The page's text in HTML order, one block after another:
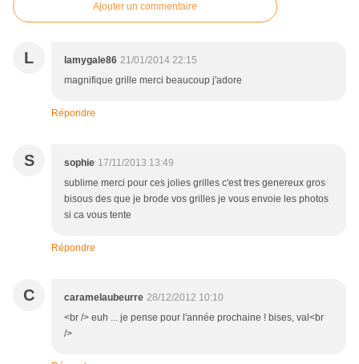
Ajouter un commentaire
L lamygale86 21/01/2014 22:15
magnifique grille merci beaucoup j'adore
Répondre
S sophie 17/11/2013 13:49
sublime merci pour ces jolies grilles c'est tres genereux gros
bisous des que je brode vos grilles je vous envoie les photos
si ca vous tente
Répondre
C caramelaubeurre 28/12/2012 10:10
<br /> euh ... je pense pour l'année prochaine ! bises, val<br
/>